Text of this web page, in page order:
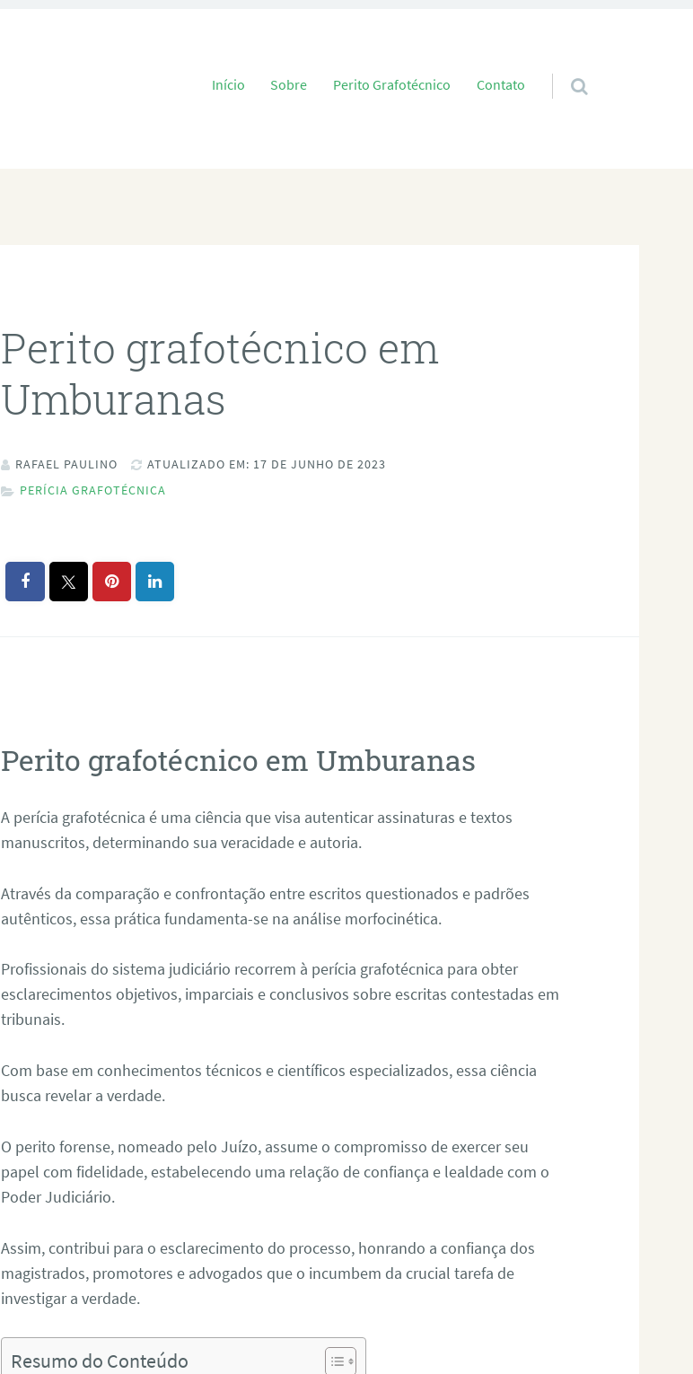
Pular para o conteúdo
Início Sobre Perito Grafotécnico Contato
Perito grafotécnico em
Umburanas
RAFAEL PAULINO
ATUALIZADO EM: 17 DE JUNHO DE 2023
PERÍCIA GRAFOTÉCNICA
Perito grafotécnico em Umburanas
A perícia grafotécnica é uma ciência que visa autenticar assinaturas e textos
manuscritos, determinando sua veracidade e autoria.
Através da comparação e confrontação entre escritos questionados e padrões
autênticos, essa prática fundamenta-se na análise morfocinética.
Profissionais do sistema judiciário recorrem à perícia grafotécnica para obter
esclarecimentos objetivos, imparciais e conclusivos sobre escritas contestadas em
tribunais.
Com base em conhecimentos técnicos e científicos especializados, essa ciência
busca revelar a verdade.
O perito forense, nomeado pelo Juízo, assume o compromisso de exercer seu
papel com fidelidade, estabelecendo uma relação de confiança e lealdade com o
Poder Judiciário.
Assim, contribui para o esclarecimento do processo, honrando a confiança dos
magistrados, promotores e advogados que o incumbem da crucial tarefa de
investigar a verdade.
Resumo do Conteúdo